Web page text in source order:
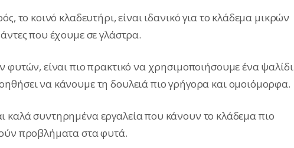
το κοινό κλαδευτήρι, είναι ιδανικό για το κλάδεμα μικρών
που έχουμε σε γλάστρα.
φυτών, είναι πιο πρακτικό να χρησιμοποιήσουμε ένα ψαλίδι
να κάνουμε τη δουλειά πιο γρήγορα και ομοιόμορφα.
καλά συντηρημένα εργαλεία που κάνουν το κλάδεμα πιο
προβλήματα στα φυτά.